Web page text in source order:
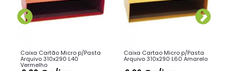
Caixa Cartão Micro p/Pasta
Arquivo 310x290 L40
Vermelho
Caixa Cartao Micro p/Pasta
Arquivo 310x290 L60 Amarelo